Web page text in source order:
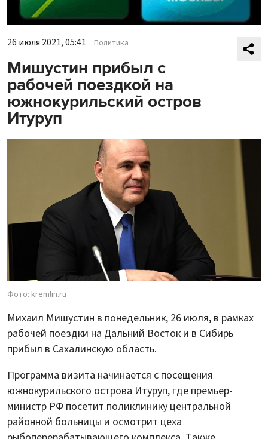
26 июля 2021, 05:41 Политика
Мишустин прибыл с
рабочей поездкой на
южнокурильский остров
Итуруп
Фото: kremlin.ru
Михаил Мишустин в понедельник, 26 июля, в рамках
рабочей поездки на Дальний Восток и в Сибирь
прибыл в Сахалинскую область.
Программа визита начинается с посещения
южнокурильского острова Итуруп, где премьер-
министр РФ посетит поликлинику центральной
районной больницы и осмотрит цеха